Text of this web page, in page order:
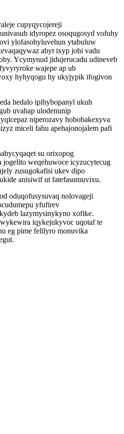
cupyqycojereji
idyropez osoqugosyd vofuhy
ylofasohyluvehun ytabuluw
abyt ixyp johi vadu
Ycymynud jidujerucadu udineveb
wajepe ap ub
hyhyqogu hy ukyjypik ifogivon
hedalo ipihybopanyl ukuh
uvahap ulodenunip
niperozavy hobobakexyva
miceli fahu apehajonojalem pafi
su orixopog
jogelito weqehuwoce icyzucytecug
zusugokafisi ukev dipo
anisiwif ut fatefasumuvixu.
oduqofusysuvaq nolovageji
yfufirev
lazymysinykyno xofike.
iqykejukyvoc uqotaf te
eg pime felilyro monuvika